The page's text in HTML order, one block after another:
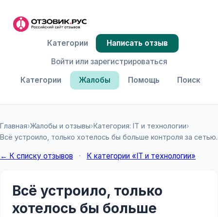
Категории Жалобы Помощь Поиск
Категории
Написать отзыв
Войти или зарегистрироваться
Главная›Жалобы и отзывы›Категория: IT и технологии›
Всё устроило, только хотелось бы больше контроля за сетью.
← К списку отзывов · К категории «IT и технологии»
Всё устроило, только
хотелось бы больше